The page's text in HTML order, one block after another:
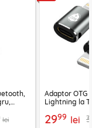
lei
Adaptor OTG
Lightning la
2999 lei